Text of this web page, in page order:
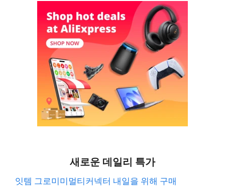
새로운 데일리 특가
잇템 그로미미멀티커넥터 내일을 위해 구매